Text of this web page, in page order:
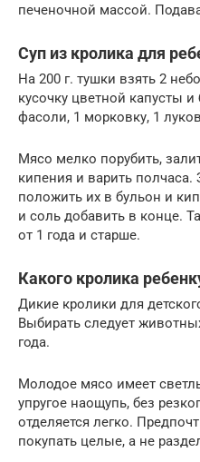
печеночной массой.
Суп из кролика для
На 200 г. тушки взять 2
кусочку цветной капусты и
фасоли, 1 морковку, 1
Мясо мелко порубить,
кипения и варить полчаса.
положить их в бульон и
и соль добавить в конце.
от 1 года и старше.
Какого кролика
Дикие кролики для
Выбирать следует
года.
Молодое мясо имеет
упругое наощупь, без
отделяется легко.
покупать целые, а не